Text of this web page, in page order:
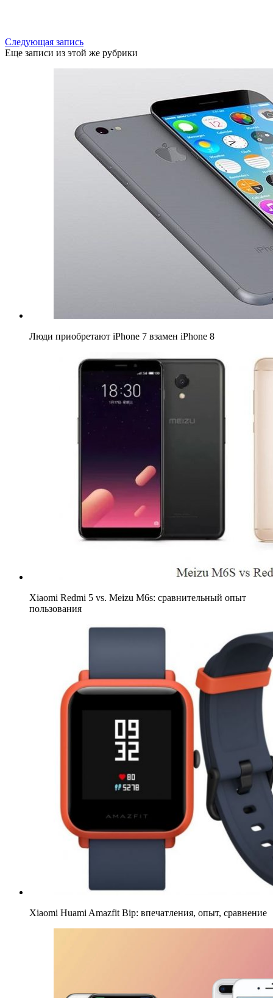
Следующая запись
Еще записи из этой же рубрики
Люди приобретают iPhone 7 взамен iPhone 8
Xiaomi Redmi 5 vs. Meizu M6s: сравнительный опыт
пользования
Xiaomi Huami Amazfit Bip: впечатления, опыт, сравнение